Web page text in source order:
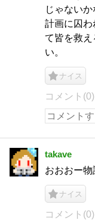
じゃない
計画に囚わ
て皆を救
い。
ナイス
コメント(0)
takave
おおおー物
ナイス
コメント(0)